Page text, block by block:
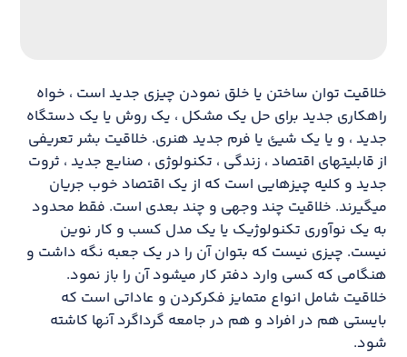
خلاقیت توان ساختن یا خلق نمودن چیزی جدید است ، خواه
راهکاری جدید برای حل یک مشکل ، یک روش یا یک دستگاه
جدید ، و یا یک شیئ یا فرم جدید هنری. خلاقیت بشر تعریفی
از قابلیتهای اقتصاد ، زندگی ، تکنولوژی ، صنایع جدید ، ثروت
جدید و کلیه چیزهایی است که از یک اقتصاد خوب جریان
میگیرند. خلاقیت چند وجهی و چند بعدی است. فقط محدود
به یک نوآوری تکنولوژیک یا یک مدل کسب و کار نوین
نیست. چیزی نیست که بتوان آن را در یک جعبه نگه داشت و
هنگامی که کسی وارد دفتر کار میشود آن را باز نمود.
خلاقیت شامل انواع متمایز فکرکردن و عاداتی است که
بایستی هم در افراد و هم در جامعه گرداگرد آنها کاشته
شود.